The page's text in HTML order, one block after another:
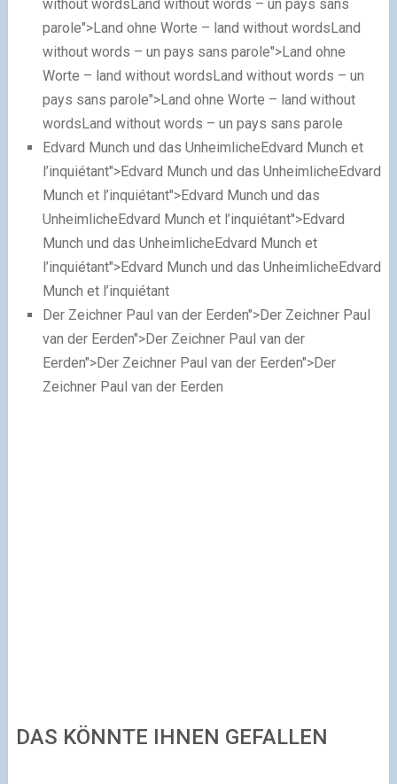
without wordsLand without words – un pays sans
parole">Land ohne Worte – land without wordsLand
without words – un pays sans parole">Land ohne
Worte – land without wordsLand without words – un
pays sans parole">Land ohne Worte – land without
wordsLand without words – un pays sans parole
Edvard Munch und das Unheimliche Edvard Munch et
l’inquiétant">Edvard Munch und das UnheimlicheEdvard
Munch et l’inquiétant">Edvard Munch und das
UnheimlicheEdvard Munch et l’inquiétant">Edvard
Munch und das UnheimlicheEdvard Munch et
l’inquiétant">Edvard Munch und das UnheimlicheEdvard
Munch et l’inquiétant
Der Zeichner Paul van der Eerden">Der Zeichner Paul
van der Eerden">Der Zeichner Paul van der
Eerden">Der Zeichner Paul van der Eerden">Der
Zeichner Paul van der Eerden
DAS KÖNNTE IHNEN GEFALLEN